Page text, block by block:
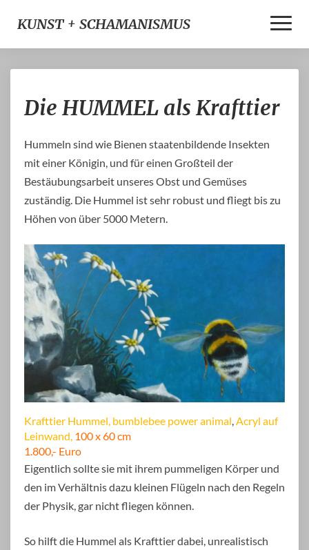
Toggle
KUNST + SCHAMANISMUS
HUMMEL
als
Die HUMMEL als Krafttier
Hummeln sind wie Bienen staatenbildende Insekten
mit einer Königin, und für einen Großteil der
Bestäubungsarbeit unseres Obst und Gemüses
zuständig. Die Hummel ist sehr robust und fliegt bis zu
Höhen von über 5000 Metern.
Krafttier Hummel, bumblebee power animal,Acryl auf
Leinwand, 100 x 60 cm
1.800,- Euro
Eigentlich sollte sie mit ihrem pummeligen Körper und
den im Verhältnis dazu kleinen Flügeln nach den Regeln
der Physik, gar nicht fliegen können.
So hilft die Hummel als Krafttier dabei, unrealistisch